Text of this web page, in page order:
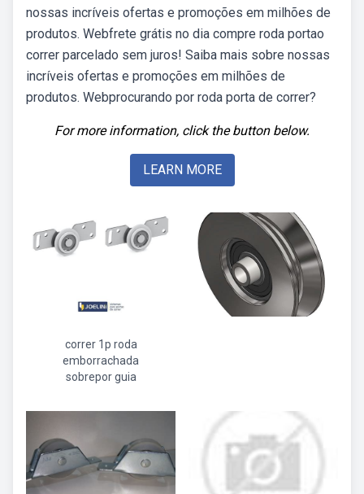
nossas incríveis ofertas e promoções em milhões de
produtos. Webfrete grátis no dia compre roda portao
correr parcelado sem juros! Saiba mais sobre nossas
incríveis ofertas e promoções em milhões de
produtos. Webprocurando por roda porta de correr?
For more information, click the button below.
LEARN MORE
correr 1p roda
emborrachada
sobrepor guia